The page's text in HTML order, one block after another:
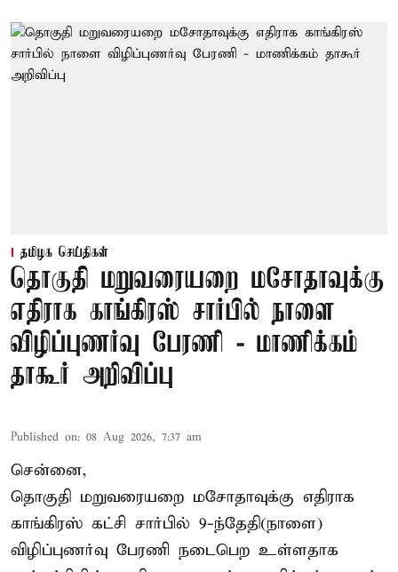
தமிழக செய்திகள்
தொகுதி மறுவரையறை மசோதாவுக்கு
எதிராக காங்கிரஸ் சார்பில் நாளை
விழிப்புணர்வு பேரணி - மாணிக்கம்
தாகூர் அறிவிப்பு
Published on: 08 Aug 2026, 7:37 am
சென்னை,
தொகுதி மறுவரையறை மசோதாவுக்கு எதிராக
காங்கிரஸ் கட்சி சார்பில் 9-ந்தேதி(நாளை)
விழிப்புணர்வு பேரணி நடைபெற உள்ளதாக